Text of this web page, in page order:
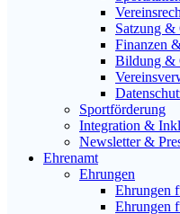
Satzung &
Finanzen
Bildung &
Sportförderung
Integration &
Newsletter &
Ehrenamt
Ehrungen
Ehrungen
Ehrungen